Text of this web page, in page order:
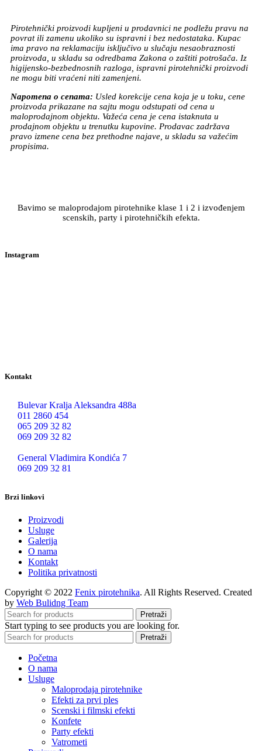
Pirotehnički proizvodi kupljeni u prodavnici ne podležu pravu na
povrat ili zamenu ukoliko su ispravni i bez nedostataka. Kupac
ima pravo na reklamaciju isključivo u slučaju nesaobraznosti
proizvoda, u skladu sa odredbama Zakona o zaštiti potrošača. Iz
higijensko-bezbednosnih razloga, ispravni pirotehnički proizvodi
ne mogu biti vraćeni niti zamenjeni.
Napomena o cenama: Usled korekcije cena koja je u toku, cene
proizvoda prikazane na sajtu mogu odstupati od cena u
maloprodajnom objektu. Važeća cena je cena istaknuta u
prodajnom objektu u trenutku kupovine. Prodavac zadržava
pravo izmene cena bez prethodne najave, u skladu sa važećim
propisima.
Bavimo se maloprodajom pirotehnike klase 1 i 2 i izvođenjem
scenskih, party i pirotehničkih efekta.
Instagram
Kontakt
Bulevar Kralja Aleksandra 488a
011 2860 454
065 209 32 82
069 209 32 82
General Vladimira Kondića 7
069 209 32 81
Brzi linkovi
Proizvodi
Usluge
Galerija
O nama
Kontakt
Politika privatnosti
Copyright © 2022 Fenix pirotehnika. All Rights Reserved. Created
by Web Bulidng Team
Pretraži
Start typing to see products you are looking for.
Pretraži
Početna
O nama
Usluge
Maloprodaja pirotehnike
Efekti za prvi ples
Scenski i filmski efekti
Konfete
Party efekti
Vatrometi